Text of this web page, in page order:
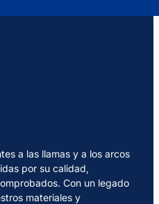
a las llamas y a los arcos
por su calidad,
Con un legado
materiales y